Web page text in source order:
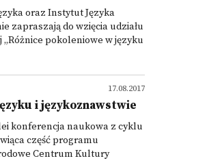
oraz Instytut Języka
zapraszają do wzięcia udziału
pokoleniowe w języku
17.08.2017
i językoznawstwie
konferencja naukowa z cyklu
część programu
Centrum Kultury